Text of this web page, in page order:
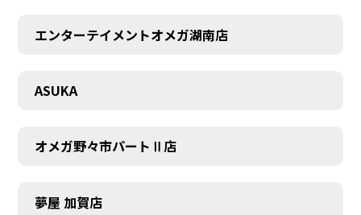
エンターテイメントオメガ湖南店
ASUKA
オメガ野々市パートⅡ店
夢屋 加賀店